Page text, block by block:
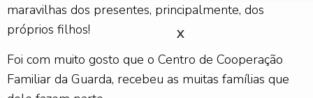
X
maravilhas dos presentes, principalmente, dos
próprios filhos!
Foi com muito gosto que o Centro de Cooperação
Familiar da Guarda, recebeu as muitas famílias que